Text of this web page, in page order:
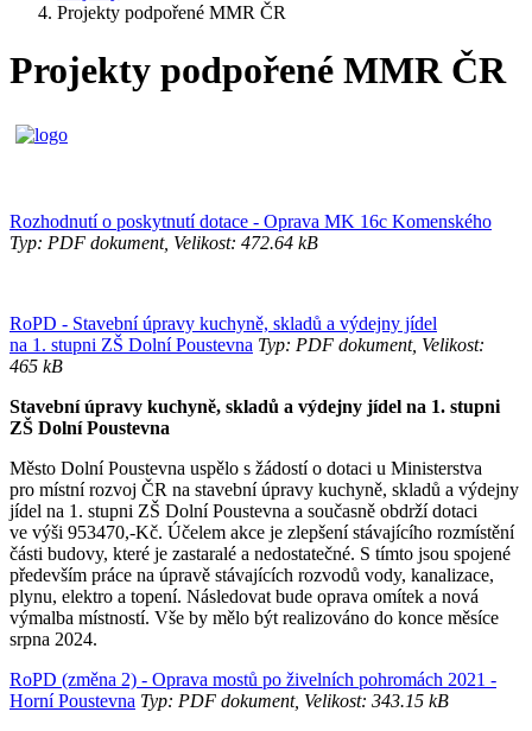
Projekty podpořené MMR ČR
Projekty podpořené MMR ČR
Rozhodnutí o poskytnutí dotace - Oprava MK 16c Komenského
Typ: PDF dokument, Velikost: 472.64 kB
RoPD - Stavební úpravy kuchyně, skladů a výdejny jídel
na 1. stupni ZŠ Dolní Poustevna Typ: PDF dokument, Velikost:
465 kB
Stavební úpravy kuchyně, skladů a výdejny jídel na 1. stupni
ZŠ Dolní Poustevna
Město Dolní Poustevna uspělo s žádostí o dotaci u Ministerstva
pro místní rozvoj ČR na stavební úpravy kuchyně, skladů a výdejny
jídel na 1. stupni ZŠ Dolní Poustevna a současně obdrží dotaci
ve výši 953470,-Kč. Účelem akce je zlepšení stávajícího rozmístění
části budovy, které je zastaralé a nedostatečné. S tímto jsou spojené
především práce na úpravě stávajících rozvodů vody, kanalizace,
plynu, elektro a topení. Následovat bude oprava omítek a nová
výmalba místností. Vše by mělo být realizováno do konce měsíce
srpna 2024.
RoPD (změna 2) - Oprava mostů po živelních pohromách 2021 -
Horní Poustevna Typ: PDF dokument, Velikost: 343.15 kB